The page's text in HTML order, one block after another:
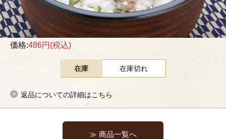
価格:486円 (税込)
在庫 在庫切れ
返品についての詳細はこちら
≫ 商品一覧へ